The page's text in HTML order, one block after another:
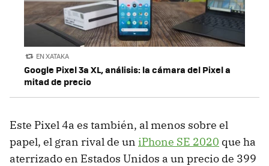
EN XATAKA
Google Pixel 3a XL, análisis: la cámara del Pixel a
mitad de precio
Este Pixel 4a es también, al menos sobre el
papel, el gran rival de un iPhone SE 2020 que ha
aterrizado en Estados Unidos a un precio de 399